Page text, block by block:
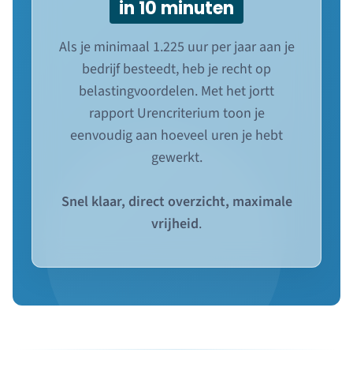
in 10 minuten
Als je minimaal 1.225 uur per jaar aan je
bedrijf besteedt, heb je recht op
belastingvoordelen. Met het jortt
rapport Urencriterium toon je
eenvoudig aan hoeveel uren je hebt
gewerkt.
Snel klaar, direct overzicht, maximale
vrijheid.